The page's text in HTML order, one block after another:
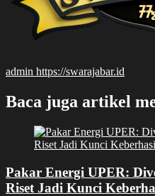
admin https://swarajabar.id
Baca juga artikel
Pakar Energi UPER:
Riset Jadi Kunci